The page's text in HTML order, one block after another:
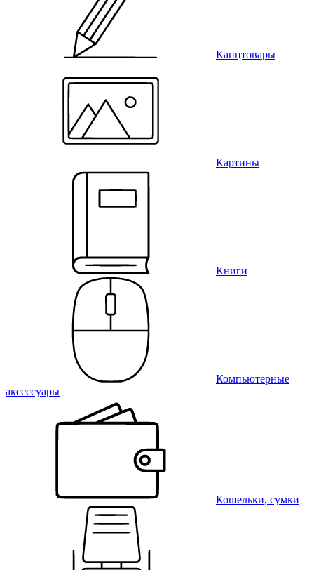
Канцтовары
Картины
Книги
Компьютерные
аксессуары
Кошельки, сумки